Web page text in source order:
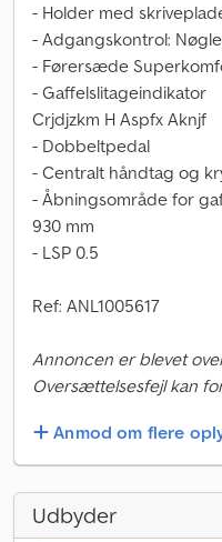
- Holder med
- Adgangskontrol:
- Førersæde
- Gaffelslitageindikator
Crjdjzkm H Aspfx Aknjf
- Dobbeltpedal
- Centralt håndtag og
- Åbningsområde for
930 mm
- LSP 0.5
Ref: ANL1005617
Annoncen er blevet
Oversættelsesfejl kan
Anmod om flere
Udbyder